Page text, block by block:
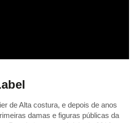
de Alta costura, e depois de anos
damas e figuras públicas da